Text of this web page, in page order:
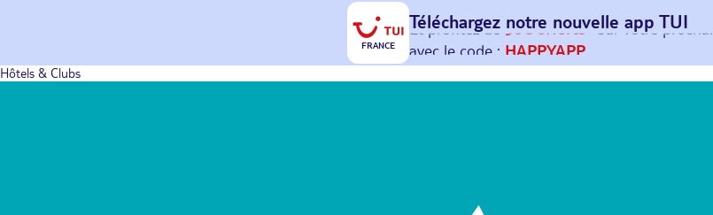
FRANCE
Téléchargez notre nouvelle app TUI
Et profitez de 30€ offerts*sur votreprochain
avec le code : HAPPYAPP
Hôtels & Clubs